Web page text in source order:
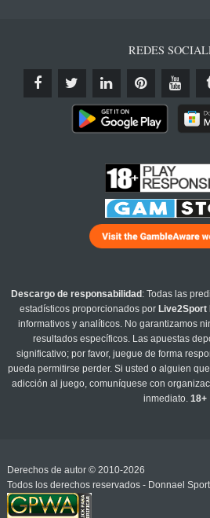
REDES
Descargo de responsabilidad : Todas las
estadísticos proporcionados por Live2Sport
informativos y analíticos. No garantizamos
resultados específicos. Las apuestas
significativo; por favor, juegue de forma
pueda permitirse perder. Si usted o alguien
adicción al juego, comuníquese con
inmediato.18+
Derechos de autor © 2010-2026
Todos los derechos reservados - Donnael